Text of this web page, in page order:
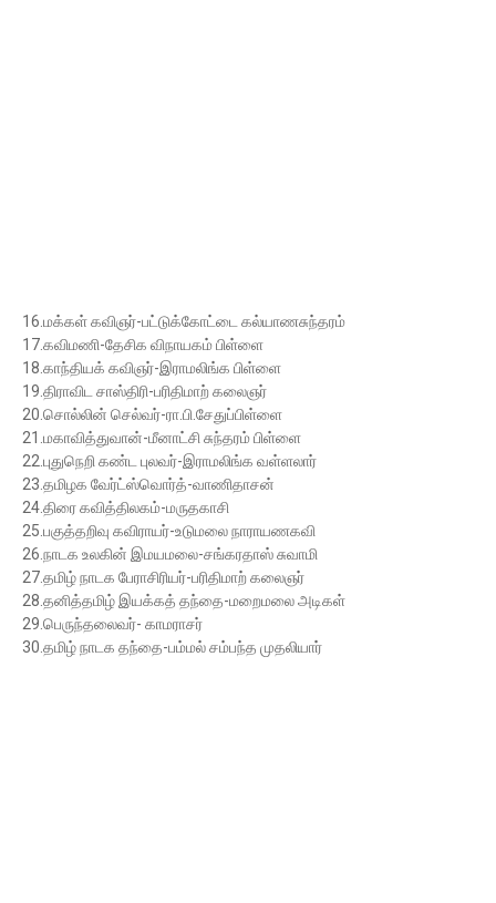
16.மக்கள் கவிஞர்-பட்டுக்கோட்டை கல்யாணசுந்தரம்
17.கவிமணி-தேசிக விநாயகம் பிள்ளை
18.காந்தியக் கவிஞர்-இராமலிங்க பிள்ளை
19.திராவிட சாஸ்திரி-பரிதிமாற் கலைஞர்
20.சொல்லின் செல்வர்-ரா.பி.சேதுப்பிள்ளை
21.மகாவித்துவான்-மீனாட்சி சுந்தரம் பிள்ளை
22.புதுநெறி கண்ட புலவர்-இராமலிங்க வள்ளலார்
23.தமிழக வேர்ட்ஸ்வொர்த்-வாணிதாசன்
24.திரை கவித்திலகம்-மருதகாசி
25.பகுத்தறிவு கவிராயர்-உடுமலை நாராயணகவி
26.நாடக உலகின் இமயமலை-சங்கரதாஸ் சுவாமி
27.தமிழ் நாடக பேராசிரியர்-பரிதிமாற் கலைஞர்
28.தனித்தமிழ் இயக்கத் தந்தை-மறைமலை அடிகள்
29.பெருந்தலைவர்- காமராசர்
30.தமிழ் நாடக தந்தை-பம்மல் சம்பந்த முதலியார்